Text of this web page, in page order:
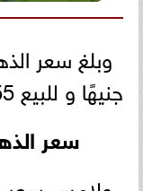
جنيهًا و للبيع 3155 جنيهًا.
سعر